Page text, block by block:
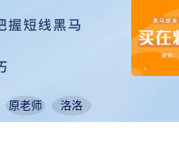
原老师 洛洛